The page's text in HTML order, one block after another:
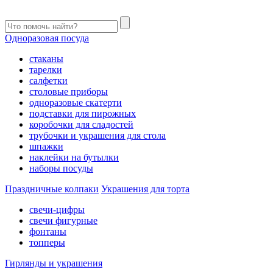
Одноразовая посуда
стаканы
тарелки
салфетки
столовые приборы
одноразовые скатерти
подставки для пирожных
коробочки для сладостей
трубочки и украшения для стола
шпажки
наклейки на бутылки
наборы посуды
Праздничные колпаки Украшения для торта
свечи-цифры
свечи фигурные
фонтаны
топперы
Гирлянды и украшения